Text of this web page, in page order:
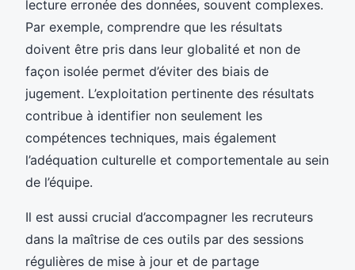
lecture erronée des données, souvent complexes.
Par exemple, comprendre que les résultats
doivent être pris dans leur globalité et non de
façon isolée permet d’éviter des biais de
jugement. L’exploitation pertinente des résultats
contribue à identifier non seulement les
compétences techniques, mais également
l’adéquation culturelle et comportementale au sein
de l’équipe.
Il est aussi crucial d’accompagner les recruteurs
dans la maîtrise de ces outils par des sessions
régulières de mise à jour et de partage